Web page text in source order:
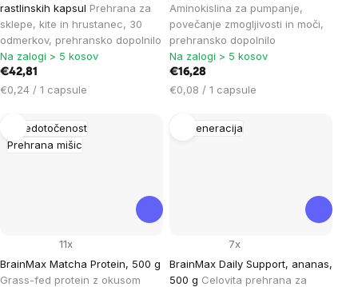
rastlinskih kapsul Prehrana za
sklepe, kite in hrustanec, 30
odmerkov, prehransko dopolnilo
Na zalogi > 5 kosov
€42,81
Cena
enoto:
€0,24 / 1 capsule
Aminokislina za pumpanje,
povečanje zmogljivosti in moči,
prehransko dopolnilo
Na zalogi > 5 kosov
€16,28
Cena
enoto:
€0,08 / 1 capsule
Osredotočenost
Prehrana mišic
BrainMax Matcha Protein, 500 g
Grass-fed protein z okusom
11x
Regeneracija
BrainMax Daily Support, ananas,
500 g Celovita prehrana za
7x